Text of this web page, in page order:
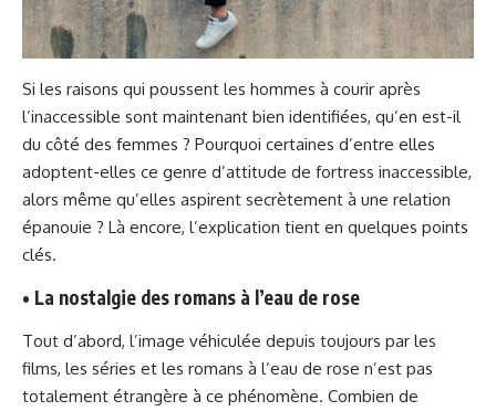
Si les raisons qui poussent les hommes à courir après
l’inaccessible sont maintenant bien identifiées, qu’en est-il
du côté des femmes ? Pourquoi certaines d’entre elles
adoptent-elles ce genre d’attitude de fortress inaccessible,
alors même qu’elles aspirent secrètement à une relation
épanouie ? Là encore, l’explication tient en quelques points
clés.
• La nostalgie des romans à l’eau de rose
Tout d’abord, l’image véhiculée depuis toujours par les
films, les séries et les romans à l’eau de rose n’est pas
totalement étrangère à ce phénomène. Combien de